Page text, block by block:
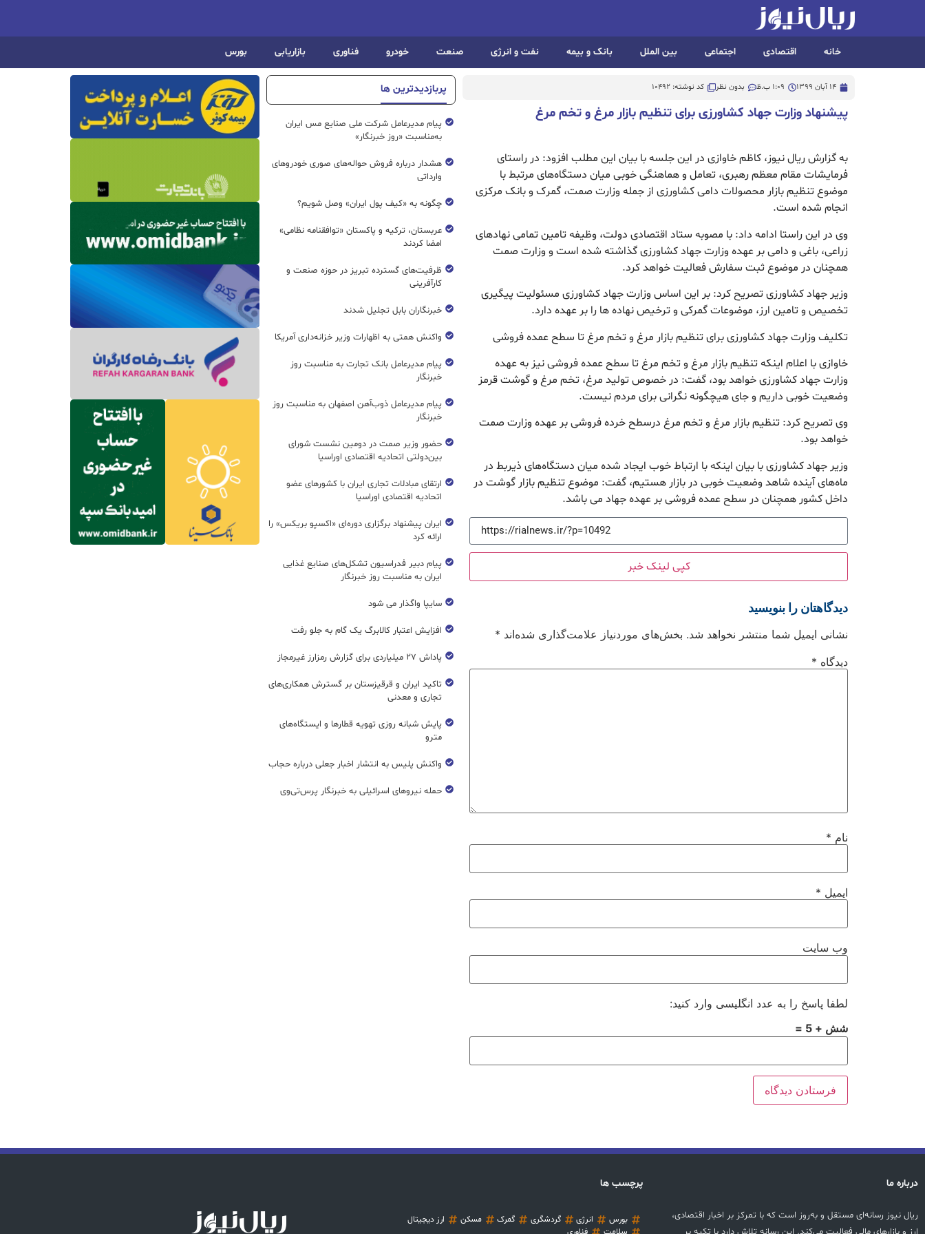
خانه اقتصادی اجتماعی بین الملل بانک و بیمه نفت و انرژی صنعت خودرو فناوری بازاریابی بورس
14 آبان 1399 1:09 ب.ظ بدون نظر کد نوشته: 10492
پیشنهاد وزارت جهاد کشاورزی برای تنظیم بازار مرغ و تخم مرغ
به گزارش ریال نیوز، کاظم خاوازی در این جلسه با بیان این مطلب افزود: در راستای
فرمایشات مقام معظم رهبری، تعامل و هماهنگی خوبی میان دستگاه‌های مرتبط با
موضوع تنظیم بازار محصولات دامی کشاورزی از جمله وزارت صمت، گمرک و بانک مرکزی
انجام شده است.
وی در این راستا ادامه داد: با مصوبه ستاد اقتصادی دولت، وظیفه تامین تمامی نهادهای
زراعی، باغی و دامی بر عهده وزارت جهاد کشاورزی گذاشته شده است و وزارت صمت
همچنان در موضوع ثبت سفارش فعالیت خواهد کرد.
وزیر جهاد کشاورزی تصریح کرد: بر این اساس وزارت جهاد کشاورزی مسئولیت پیگیری
تخصیص و تامین ارز، موضوعات گمرکی و ترخیص نهاده ها را بر عهده دارد.
تکلیف وزارت جهاد کشاورزی برای تنظیم بازار مرغ و تخم مرغ تا سطح عمده فروشی
خاوازی با اعلام اینکه تنظیم بازار مرغ و تخم مرغ تا سطح عمده فروشی نیز به عهده
وزارت جهاد کشاورزی خواهد بود، گفت: در خصوص تولید مرغ، تخم مرغ و گوشت قرمز
وضعیت خوبی داریم و جای هیچگونه نگرانی برای مردم نیست.
وی تصریح کرد: تنظیم بازار مرغ و تخم مرغ درسطح خرده فروشی بر عهده وزارت صمت
خواهد بود.
وزیر جهاد کشاورزی با بیان اینکه با ارتباط خوب ایجاد شده میان دستگاه‌های ذیربط در
ماه‌های آینده شاهد وضعیت خوبی در بازار هستیم، گفت: موضوع تنظیم بازار گوشت در
داخل کشور همچنان در سطح عمده فروشی بر عهده جهاد می باشد.
کپی لینک خبر
دیدگاهتان را بنویسید
نشانی ایمیل شما منتشر نخواهد شد. بخش‌های موردنیاز علامت‌گذاری شده‌اند *
دیدگاه *
نام *
ایمیل *
وب‌ سایت
لطفا پاسخ را به عدد انگلیسی وارد کنید:
شش + 5 =
پربازدیدترین ها
پیام مدیرعامل شرکت ملی صنایع مس ایران
به‌مناسبت «روز خبرنگار»
هشدار درباره فروش حواله‌های صوری خودروهای
وارداتی
چگونه به «کیف پول ایران» وصل شویم؟
عربستان، ترکیه و پاکستان «توافقنامه نظامی»
امضا کردند
ظرفیت‌های گسترده‌ تبریز در حوزه صنعت و
کارآفرینی
خبرنگاران بابل تجلیل شدند
واکنش همتی به اظهارات وزیر خزانه‌داری آمریکا
پیام مدیرعامل بانک تجارت به مناسبت روز
خبرنگار
پیام مدیرعامل ذوب‌آهن اصفهان به مناسبت روز
خبرنگار
حضور وزیر صمت در دومین نشست شورای
بین‌دولتی اتحادیه اقتصادی اوراسیا
ارتقای مبادلات تجاری ایران با کشورهای عضو
اتحادیه اقتصادی اوراسیا
ایران پیشنهاد برگزاری دوره‌ای «اکسپو بریکس» را
ارائه کرد
پیام دبیر فدراسیون تشکل‌های صنایع غذایی
ایران به مناسبت روز خبرنگار
سایپا واگذار می شود
افزایش اعتبار کالابرگ یک گام به جلو رفت
پاداش ۲۷ میلیاردی برای گزارش رمزارز غیرمجاز
تاکید ایران و قرقیزستان بر گسترش همکاری‌های
تجاری و معدنی
پایش شبانه روزی تهویه قطار‌ها و ایستگاه‌های
مترو
واکنش پلیس به انتشار اخبار جعلی درباره حجاب
حمله نیروهای اسرائیلی به خبرنگار پرس‌تی‌وی
درباره ما
ریال نیوز رسانه‌ای مستقل و به‌روز است که با تمرکز بر اخبار اقتصادی،
پرچسب ها
بورس انرژی گردشگری گمرک مسکن
ارز دیجیتال